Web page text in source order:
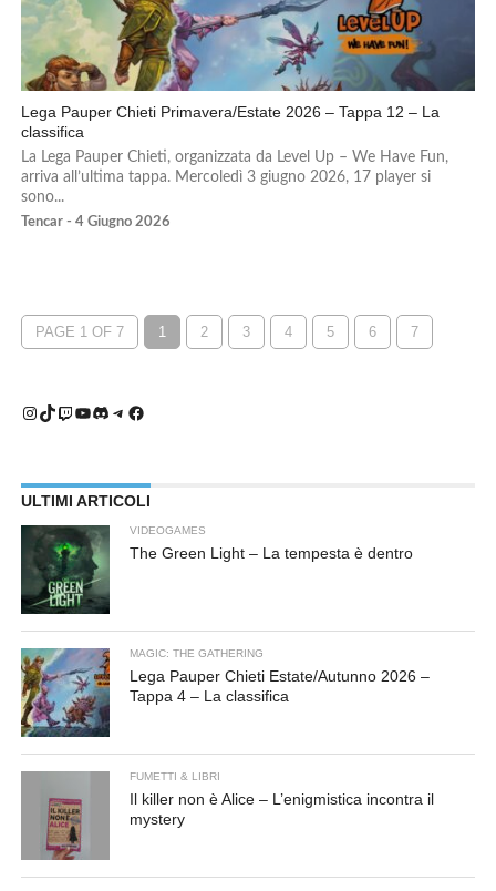
Lega Pauper Chieti Primavera/Estate 2026 – Tappa 12 – La
classifica
La Lega Pauper Chieti, organizzata da Level Up – We Have Fun,
arriva all’ultima tappa. Mercoledì 3 giugno 2026, 17 player si
sono...
Tencar - 4 Giugno 2026
PAGE 1 OF 7 1 2 3 4 5 6 7
Instagram
TikTok
Twitch
YouTube
Discord
Telegram
Facebook
ULTIMI ARTICOLI
VIDEOGAMES
The Green Light – La tempesta è dentro
MAGIC: THE GATHERING
Lega Pauper Chieti Estate/Autunno 2026 –
Tappa 4 – La classifica
FUMETTI & LIBRI
Il killer non è Alice – L’enigmistica incontra il
mystery